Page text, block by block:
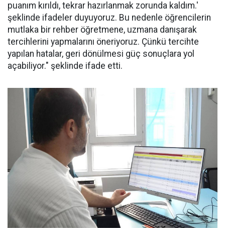
puanım kırıldı, tekrar hazırlanmak zorunda kaldım.'
şeklinde ifadeler duyuyoruz. Bu nedenle öğrencilerin
mutlaka bir rehber öğretmene, uzmana danışarak
tercihlerini yapmalarını öneriyoruz. Çünkü tercihte
yapılan hatalar, geri dönülmesi güç sonuçlara yol
açabiliyor." şeklinde ifade etti.